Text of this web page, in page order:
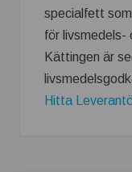
specialfett
för livsmedels-
Kättingen är
Hitta